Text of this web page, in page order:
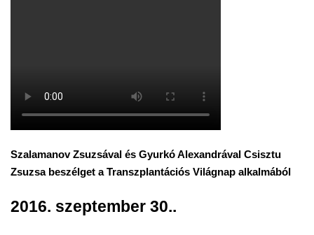
Szalamanov Zsuzsával és Gyurkó Alexandrával Csisztu
Zsuzsa beszélget a Transzplantációs Világnap alkalmából
2016. szeptember 30..